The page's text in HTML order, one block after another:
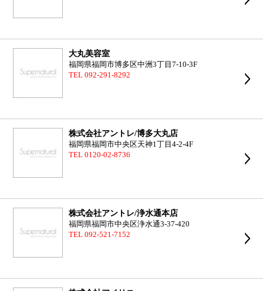
大丸美容室
福岡県福岡市博多区中洲3丁目7-10-3F
TEL 092-291-8292
株式会社アントレ/博多大丸店
福岡県福岡市中央区天神1丁目4-2-4F
TEL 0120-02-8736
株式会社アントレ/浄水通本店
福岡県福岡市中央区浄水通3-37-420
TEL 092-521-7152